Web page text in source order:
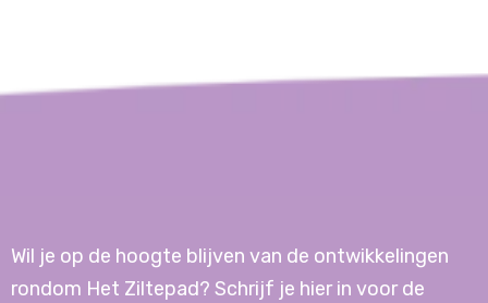
Wil je op de hoogte blijven van de ontwikkelingen
rondom Het Ziltepad? Schrijf je hier in voor de